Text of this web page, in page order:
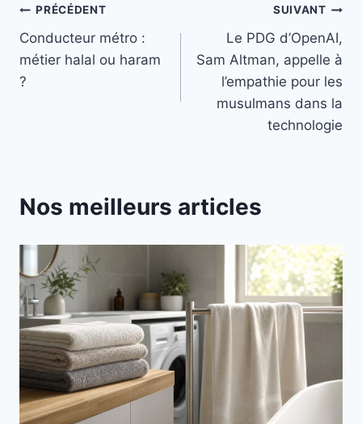
Navigation
de
l’article
PRÉCÉDENT
Conducteur métro :
métier halal ou haram
?
SUIVANT
Le PDG d’OpenAI,
Sam Altman, appelle à
l’empathie pour les
musulmans dans la
technologie
Nos meilleurs articles